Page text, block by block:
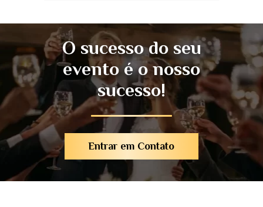
O sucesso do seu
evento é o nosso
sucesso!
Entrar em Contato